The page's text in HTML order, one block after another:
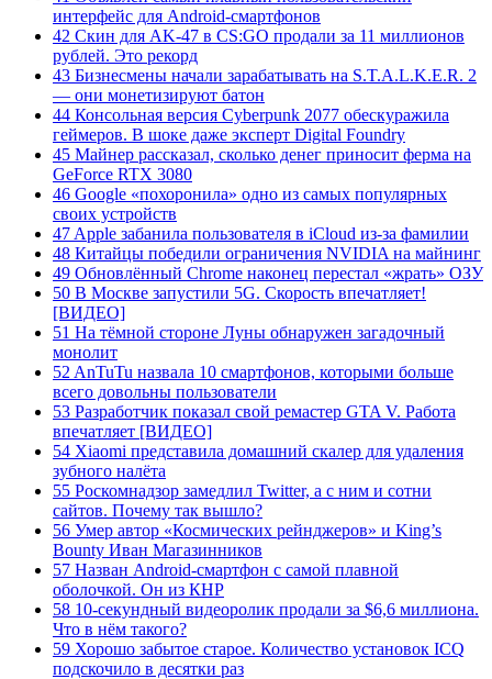
интерфейс для Android-смартфонов
42 Скин для AK-47 в CS:GO продали за 11 миллионов
рублей. Это рекорд
43 Бизнесмены начали зарабатывать на S.T.A.L.K.E.R. 2
— они монетизируют батон
44 Консольная версия Cyberpunk 2077 обескуражила
геймеров. В шоке даже эксперт Digital Foundry
45 Майнер рассказал, сколько денег приносит ферма на
GeForce RTX 3080
46 Google «похоронила» одно из самых популярных
своих устройств
47 Apple забанила пользователя в iCloud из-за фамилии
48 Китайцы победили ограничения NVIDIA на майнинг
49 Обновлённый Chrome наконец перестал «жрать» ОЗУ
50 В Москве запустили 5G. Скорость впечатляет!
[ВИДЕО]
51 На тёмной стороне Луны обнаружен загадочный
монолит
52 AnTuTu назвала 10 смартфонов, которыми больше
всего довольны пользователи
53 Разработчик показал свой ремастер GTA V. Работа
впечатляет [ВИДЕО]
54 Xiaomi представила домашний скалер для удаления
зубного налёта
55 Роскомнадзор замедлил Twitter, а с ним и сотни
сайтов. Почему так вышло?
56 Умер автор «Космических рейнджеров» и King’s
Bounty Иван Магазинников
57 Назван Android-смартфон с самой плавной
оболочкой. Он из КНР
58 10-секундный видеоролик продали за $6,6 миллиона.
Что в нём такого?
59 Хорошо забытое старое. Количество установок ICQ
подскочило в десятки раз